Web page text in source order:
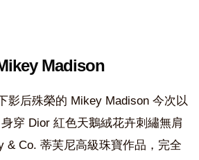
Madison
影后殊榮的 Mikey Madison 今次以
穿 Dior 紅色天鵝絨花卉刺繡無肩
& Co. 蒂芙尼高級珠寶作品，完全